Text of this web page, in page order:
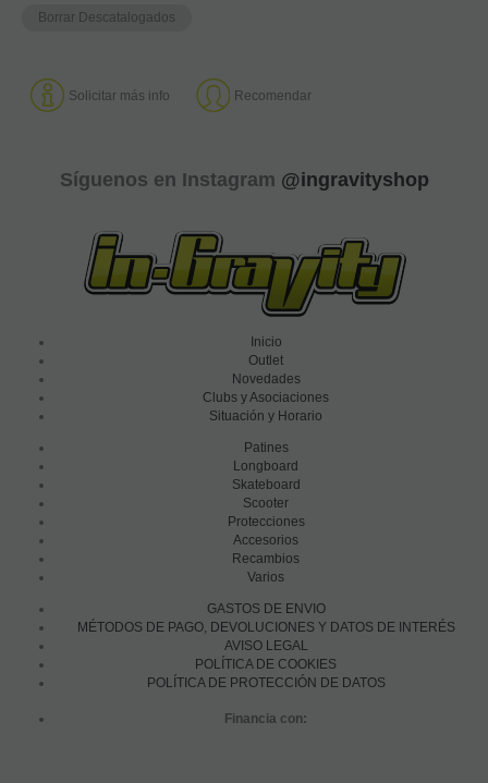
Borrar Descatalogados
Solicitar más info Recomendar
Síguenos en Instagram @ingravityshop
Inicio
Outlet
Novedades
Clubs y Asociaciones
Situación y Horario
Patines
Longboard
Skateboard
Scooter
Protecciones
Accesorios
Recambios
Varios
GASTOS DE ENVIO
MÉTODOS DE PAGO, DEVOLUCIONES Y DATOS DE INTERÉS
AVISO LEGAL
POLÍTICA DE COOKIES
POLÍTICA DE PROTECCIÓN DE DATOS
Financia con: